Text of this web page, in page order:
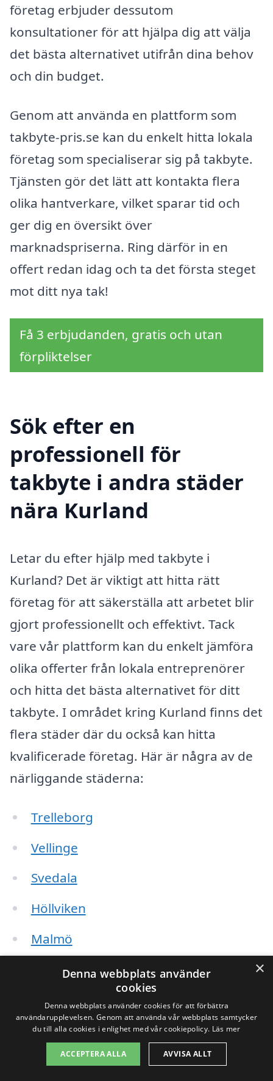
företag erbjuder dessutom
konsultationer för att hjälpa dig att välja
det bästa alternativet utifrån dina behov
och din budget.
Genom att använda en plattform som
takbyte-pris.se kan du enkelt hitta lokala
företag som specialiserar sig på takbyte.
Tjänsten gör det lätt att kontakta flera
olika hantverkare, vilket sparar tid och
ger dig en översikt över
marknadspriserna. Ring därför in en
offert redan idag och ta det första steget
mot ditt nya tak!
Få 3 erbjudanden, gratis och utan
förpliktelser
Sök efter en
professionell för
takbyte i andra städer
nära Kurland
Letar du efter hjälp med takbyte i
Kurland? Det är viktigt att hitta rätt
företag för att säkerställa att arbetet blir
gjort professionellt och effektivt. Tack
vare vår plattform kan du enkelt jämföra
olika offerter från lokala entreprenörer
och hitta det bästa alternativet för ditt
takbyte. I området kring Kurland finns det
flera städer där du också kan hitta
kvalificerade företag. Här är några av de
närliggande städerna:
Trelleborg
Vellinge
Svedala
Höllviken
Malmö
Lomma
Staffanstorp
Burlöv
Åkarp
×
Denna webbplats använder
cookies
Denna webbplats använder cookies för att förbättra
användarupplevelsen. Genom att använda vår webbplats samtycker
du till alla cookies i enlighet med vår cookiepolicy. Läs mer
ACCEPTERA ALLA AVVISA ALLT